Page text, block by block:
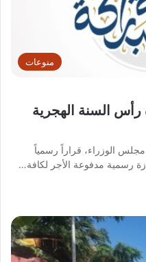
منوعات
رأس السنة الهجرية
الوزراء، قراراً رسمياً